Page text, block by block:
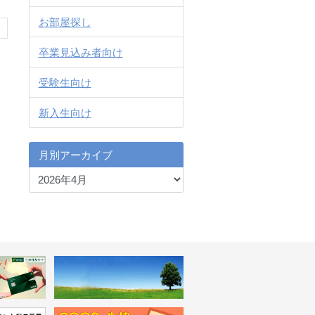
お部屋探し
卒業見込み者向け
受験生向け
新入生向け
月別アーカイブ